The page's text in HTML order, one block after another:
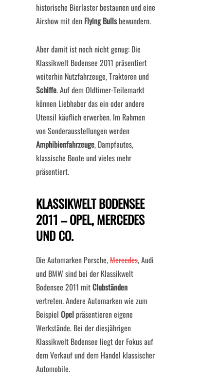
historische Bierlaster bestaunen und eine
Airshow mit den Flying Bullsbewundern.
Aber damit ist noch nicht genug: Die
Klassikwelt Bodensee 2011 präsentiert
weiterhin Nutzfahrzeuge, Traktoren und
Schiffe. Auf dem Oldtimer-Teilemarkt
können Liebhaber das ein oder andere
Utensil käuflich erwerben. Im Rahmen
von Sonderausstellungen werden
Amphibienfahrzeuge, Dampfautos,
klassische Boote und vieles mehr
präsentiert.
KLASSIKWELT BODENSEE
2011 – OPEL, MERCEDES
UND CO.
Die Automarken Porsche,Mercedes, Audi
und BMW sind bei der Klassikwelt
Bodensee 2011 mitClubständen
vertreten. Andere Automarken wie zum
Beispiel Opelpräsentieren eigene
Werkstände. Bei der diesjährigen
Klassikwelt Bodensee liegt der Fokus auf
dem Verkauf und dem Handel klassischer
Automobile.